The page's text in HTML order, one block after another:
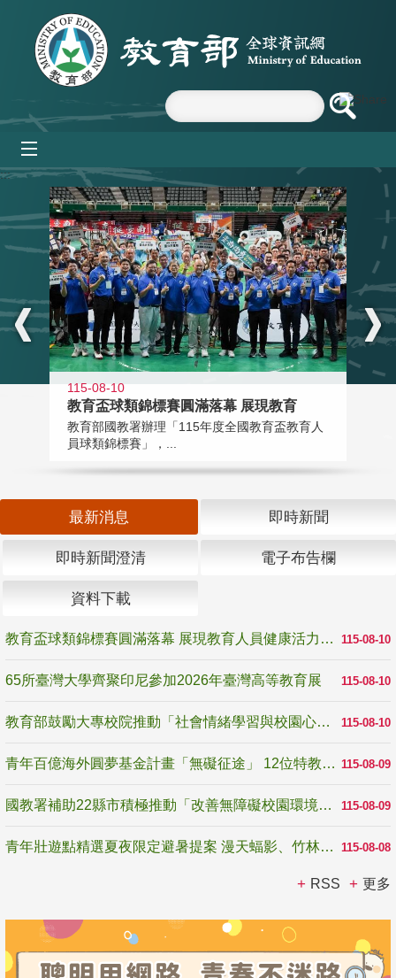
跳到主要內容區塊
:::
115-08-10
教育盃球類錦標賽圓滿落幕 展現教育
教育部國教署辦理「115年度全國教育盃教育人
員球類錦標賽」，...
最新消息 即時新聞
即時新聞澄清 電子布告欄
資料下載
115-08-10
教育盃球類錦標賽圓滿落幕 展現教育人員健康活力與團隊精神
115-08-10
65所臺灣大學齊聚印尼參加2026年臺灣高等教育展
115-08-10
教育部鼓勵大專校院推動「社會情緒學習與校園心理健康促進計畫」 培育校園「心」韌性
115-08-09
青年百億海外圓夢基金計畫「無礙征途」 12位特教與弱勢青年勇闖西班牙 跨越感官限制見證生命蛻變
115-08-09
國教署補助22縣市積極推動「改善無障礙校園環境計畫」 打造友善、安全、無礙學習空間
115-08-08
青年壯遊點精選夏夜限定避暑提案 漫天蝠影、竹林尋蛙、茶香夜觀 邀青年暮色出發
RSS 更多